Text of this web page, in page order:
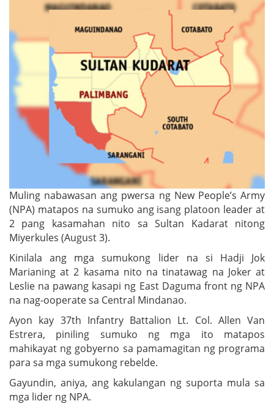
Muling nabawasan ang pwersa ng New People’s Army
(NPA) matapos na sumuko ang isang platoon leader at
2 pang kasamahan nito sa Sultan Kadarat nitong
Miyerkules (August 3).
Kinilala ang mga sumukong lider na si Hadji Jok
Marianing at 2 kasama nito na tinatawag na Joker at
Leslie na pawang kasapi ng East Daguma front ng NPA
na nag-ooperate sa Central Mindanao.
Ayon kay 37th Infantry Battalion Lt. Col. Allen Van
Estrera, piniling sumuko ng mga ito matapos
mahikayat ng gobyerno sa pamamagitan ng programa
para sa mga sumukong rebelde.
Gayundin, aniya, ang kakulangan ng suporta mula sa
mga lider ng NPA.